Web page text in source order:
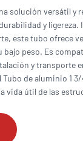
solución versátil
y ligereza.
este tubo ofrece
bajo peso. Es
y transporte
de aluminio 1
vida útil de las